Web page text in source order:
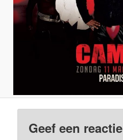
Geef een reactie